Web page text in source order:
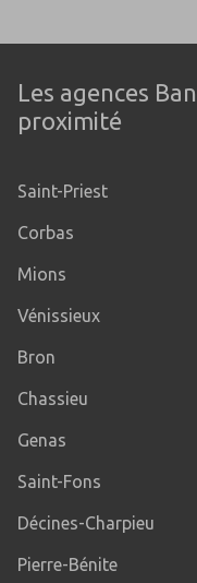
Les agences
proximité
Saint-Priest
Corbas
Mions
Vénissieux
Bron
Chassieu
Genas
Saint-Fons
Décines-Charpieu
Pierre-Bénite